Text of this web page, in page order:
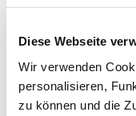
Diese Webseite
Wir verwenden
personalisieren,
zu können und die
https://
Bewerbung von